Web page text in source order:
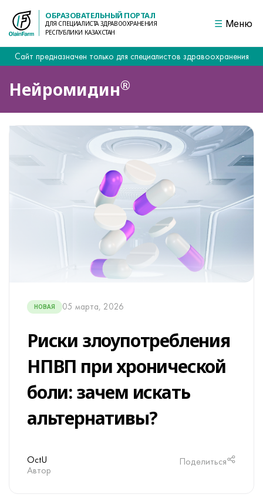
ОБРАЗОВАТЕЛЬНЫЙ ПОРТАЛ
ДЛЯ СПЕЦИАЛИСТА ЗДРАВООХРАНЕНИЯ
РЕСПУБЛИКИ КАЗАХСТАН
Меню
Сайт предназначен только для специалистов здравоохранения
Нейромидин®
НОВАЯ 05 марта, 2026
Риски злоупотребления
НПВП при хронической
боли: зачем искать
альтернативы?
OctU
Автор
Поделиться